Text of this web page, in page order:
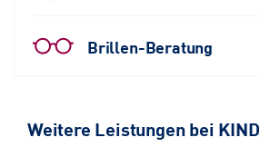
Brillen-Beratung
Weitere Leistungen bei KIND